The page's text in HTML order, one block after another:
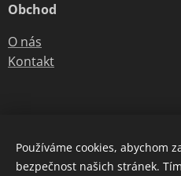
Obchod
O nás
Kontakt
Používáme cookies, abychom
bezpečnost našich stránek.